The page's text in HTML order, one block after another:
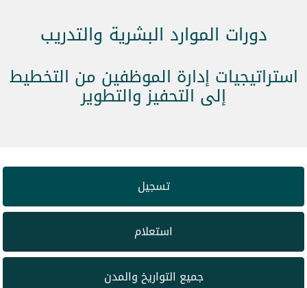
دورات الموارد البشرية والتدريب
استراتيجيات إدارة الموظفين من التخطيط
إلى التحفيز والتطوير
تسجيل
استعلام
جميع التواريخ والمدن